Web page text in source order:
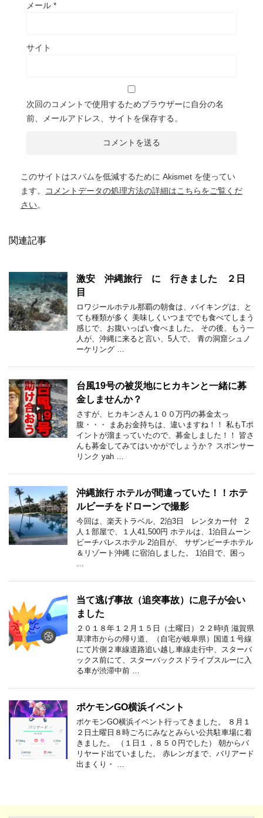
メール *
サイト
次回のコメントで使用するためブラウザーに自分の名
前、メールアドレス、サイトを保存する。
このサイトはスパムを低減するために Akismet を使ってい
ます。
コメントデータの処理方法の詳細はこちらをご覧くだ
さい。
関連記事
激安 沖縄旅行 に 行きました ２日
目
ロワジールホテル那覇の朝食は、バイキングは、と
ても種類が多く 美味しくいつまででも食べてしまう
感じで、お腹いっぱい食べました。 その後、もう一
人が、沖縄に来ると言い、5人で、 青の洞窟シュノ
ーケリング …
台風19号の被災地にヒカキンと一緒に募
金しませんか？
さすが、ヒカキンさん１００万円の募金太っ
腹・・・ まあお金持ちは、違いますね！！ 私もTポ
イントが溜まっていたので、募金しました！！ 皆さ
んも募金してみてはいかがでしょうか？ スポンサー
リンク yah …
沖縄旅行 ホテルが間違っていた！！ホテ
ルビーチをドローンで撮影
今回は、楽天トラベル、2泊3日 レンタカー付 2
人１部屋で、１人41,500円 ホテルは、1泊目ムーン
ビーチパレスホテル 2泊目が、 サザンビーチホテル
＆リゾート沖縄 に宿泊しました。 1泊目で、困っ
…
当て逃げ事故（追突事故）に息子が会い
ました
２０１８年１２月１５日（土曜日）２２時頃 滋賀県
草津市からの帰り道、（自宅が岐阜県）国道１号線
にて片側２車線道路追い越し車線走行中、スターバ
ックス前にて、スターバックスドライブスルーに入
る車が渋滞中前 …
ポケモンGO横浜イベント
ポケモンGO横浜イベント行ってきました。 ８月１
２日土曜日８時ごろにみなとみらい公共駐車場に着
きました。 （１日１，８５０円でした） 朝からバ
リヤード出ていました。 赤レンガまで、バリアード
出まくり・ …